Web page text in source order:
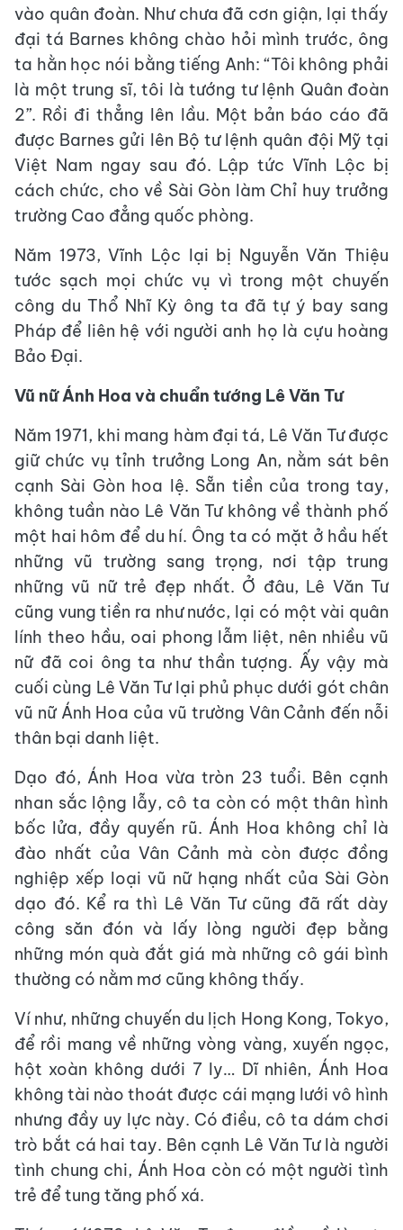
vào quân đoàn. Như chưa đã cơn giận, lại thấy
đại tá Barnes không chào hỏi mình trước, ông
ta hằn học nói bằng tiếng Anh: “Tôi không phải
là một trung sĩ, tôi là tướng tư lệnh Quân đoàn
2”. Rồi đi thẳng lên lầu. Một bản báo cáo đã
được Barnes gửi lên Bộ tư lệnh quân đội Mỹ tại
Việt Nam ngay sau đó. Lập tức Vĩnh Lộc bị
cách chức, cho về Sài Gòn làm Chỉ huy trưởng
trường Cao đẳng quốc phòng.
Năm 1973, Vĩnh Lộc lại bị Nguyễn Văn Thiệu
tước sạch mọi chức vụ vì trong một chuyến
công du Thổ Nhĩ Kỳ ông ta đã tự ý bay sang
Pháp để liên hệ với người anh họ là cựu hoàng
Bảo Đại.
Vũ nữ Ánh Hoa và chuẩn tướng Lê Văn Tư
Năm 1971, khi mang hàm đại tá, Lê Văn Tư được
giữ chức vụ tỉnh trưởng Long An, nằm sát bên
cạnh Sài Gòn hoa lệ. Sẵn tiền của trong tay,
không tuần nào Lê Văn Tư không về thành phố
một hai hôm để du hí. Ông ta có mặt ở hầu hết
những vũ trường sang trọng, nơi tập trung
những vũ nữ trẻ đẹp nhất. Ở đâu, Lê Văn Tư
cũng vung tiền ra như nước, lại có một vài quân
lính theo hầu, oai phong lẫm liệt, nên nhiều vũ
nữ đã coi ông ta như thần tượng. Ấy vậy mà
cuối cùng Lê Văn Tư lại phủ phục dưới gót chân
vũ nữ Ánh Hoa của vũ trường Vân Cảnh đến nỗi
thân bại danh liệt.
Dạo đó, Ánh Hoa vừa tròn 23 tuổi. Bên cạnh
nhan sắc lộng lẫy, cô ta còn có một thân hình
bốc lửa, đầy quyến rũ. Ánh Hoa không chỉ là
đào nhất của Vân Cảnh mà còn được đồng
nghiệp xếp loại vũ nữ hạng nhất của Sài Gòn
dạo đó. Kể ra thì Lê Văn Tư cũng đã rất dày
công săn đón và lấy lòng người đẹp bằng
những món quà đắt giá mà những cô gái bình
thường có nằm mơ cũng không thấy.
Ví như, những chuyến du lịch Hong Kong, Tokyo,
để rồi mang về những vòng vàng, xuyến ngọc,
hột xoàn không dưới 7 ly… Dĩ nhiên, Ánh Hoa
không tài nào thoát được cái mạng lưới vô hình
nhưng đầy uy lực này. Có điều, cô ta dám chơi
trò bắt cá hai tay. Bên cạnh Lê Văn Tư là người
tình chung chi, Ánh Hoa còn có một người tình
trẻ để tung tăng phố xá.